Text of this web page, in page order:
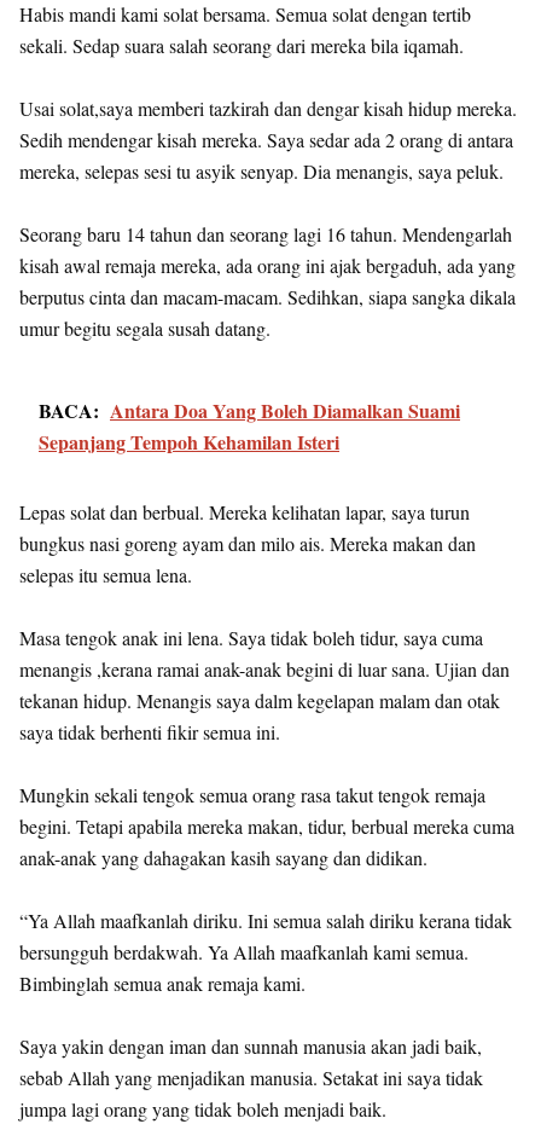
Habis mandi kami solat bersama. Semua solat dengan tertib
sekali. Sedap suara salah seorang dari mereka bila iqamah.
Usai solat,saya memberi tazkirah dan dengar kisah hidup mereka.
Sedih mendengar kisah mereka. Saya sedar ada 2 orang di antara
mereka, selepas sesi tu asyik senyap. Dia menangis, saya peluk.
Seorang baru 14 tahun dan seorang lagi 16 tahun. Mendengarlah
kisah awal remaja mereka, ada orang ini ajak bergaduh, ada yang
berputus cinta dan macam-macam. Sedihkan, siapa sangka dikala
umur begitu segala susah datang.
BACA: Antara Doa Yang Boleh Diamalkan Suami
Sepanjang Tempoh Kehamilan Isteri
Lepas solat dan berbual. Mereka kelihatan lapar, saya turun
bungkus nasi goreng ayam dan milo ais. Mereka makan dan
selepas itu semua lena.
Masa tengok anak ini lena. Saya tidak boleh tidur, saya cuma
menangis ,kerana ramai anak-anak begini di luar sana. Ujian dan
tekanan hidup. Menangis saya dalm kegelapan malam dan otak
saya tidak berhenti fikir semua ini.
Mungkin sekali tengok semua orang rasa takut tengok remaja
begini. Tetapi apabila mereka makan, tidur, berbual mereka cuma
anak-anak yang dahagakan kasih sayang dan didikan.
“Ya Allah maafkanlah diriku. Ini semua salah diriku kerana tidak
bersungguh berdakwah. Ya Allah maafkanlah kami semua.
Bimbinglah semua anak remaja kami.
Saya yakin dengan iman dan sunnah manusia akan jadi baik,
sebab Allah yang menjadikan manusia. Setakat ini saya tidak
jumpa lagi orang yang tidak boleh menjadi baik.